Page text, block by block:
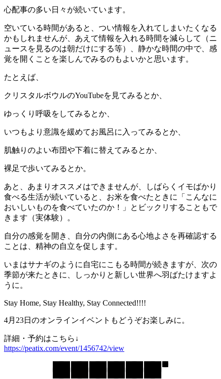
心配事の多い日々が続いています。
空いている時間があると、つい情報を入れてしまいたくなる
かもしれませんが、あえて情報を入れる時間を減らして（ニ
ュースを見るのは朝だけにする等）、静かな時間の中で、感
覚を開くことを楽しんでみるのもよいかと思います。
たとえば、
クリスタルボウルのYouTubeを見てみるとか、
ゆっくり呼吸をしてみるとか、
いつもより意識を緩めてお風呂に入ってみるとか、
肌触りのよい布団や下着に替えてみるとか、
裸足で歩いてみるとか。
あと、あまりオススメはできませんが、しばらくイモばかり
食べる生活が続いていると、お米を食べたときに「こんなに
おいしいものを食べていたのか！」とビックリすることもで
きます（実体験）。
自分の感覚を開き、自分の内側にある心地よさを再確認する
ことは、精神の自立を促します。
いまはサナギのように自宅にこもる時間が続きますが、次の
季節が来たときに、しっかりと新しい世界へ羽ばたけますよ
うに。
Stay Home, Stay Healthy, Stay Connected!!!!
4月23日のオンラインイベントもどうぞお楽しみに。
詳細・予約はこちら↓
https://peatix.com/event/1456742/view